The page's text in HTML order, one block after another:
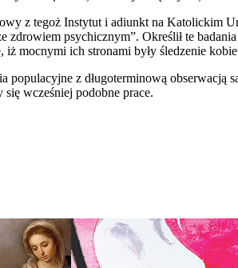
z tegoż Instytut i adiunkt na Katolickim
psychicznym”. Określił te
mocnymi ich stronami były śledzenie
populacyjne z długoterminową
wcześniej podobne prace.